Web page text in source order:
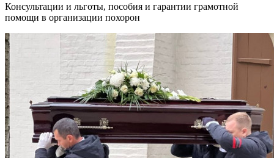
Консультации и льготы, пособия и гарантии грамотной
помощи в организации похорон